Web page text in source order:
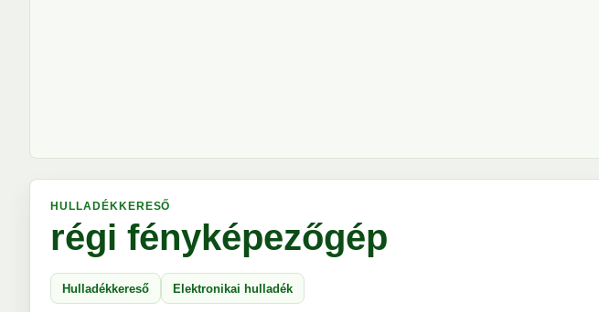
HULLADÉKKERESŐ
régi fényképezőgép
Hulladékkereső Elektronikai hulladék